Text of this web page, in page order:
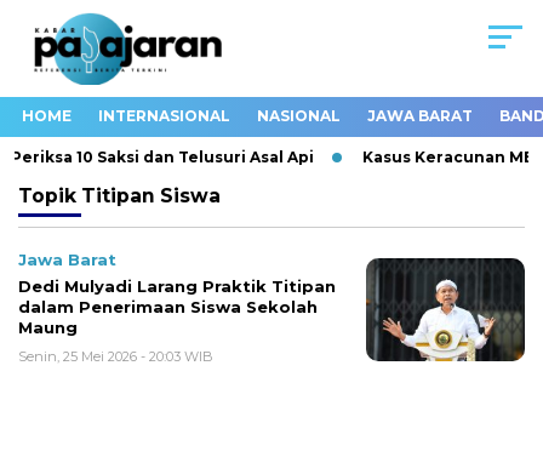
HOME INTERNASIONAL NASIONAL JAWA BARAT
10 Saksi dan Telusuri Asal Api Kasus Keracunan
Topik Titipan Siswa
Jawa Barat
Dedi Mulyadi Larang Praktik Titipan
dalam Penerimaan Siswa Sekolah
Maung
Senin, 25 Mei 2026 - 20:03 WIB